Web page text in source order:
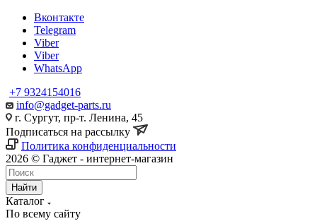
Вконтакте
Telegram
Viber
Viber
WhatsApp
+7 9324154016
info@gadget-parts.ru
г. Сургут, пр-т. Ленина, 45
Подписаться на рассылку
Политика конфиденциальности
2026 © Гаджет - интернет-магазин
Найти
Каталог
По всему сайту